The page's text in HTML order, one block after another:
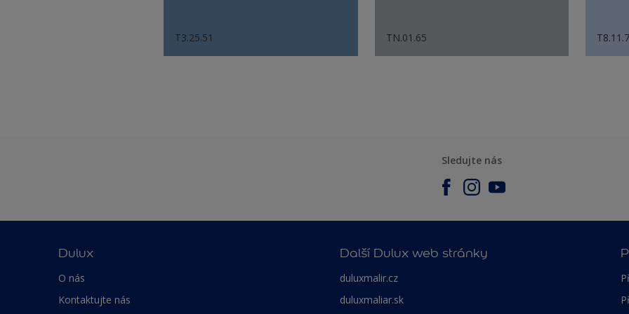
T3.25.51 TN.01.65
Sledujte nás
Dulux
O nás
Kontaktujte nás
Další Dulux web stránky
duluxmalir.cz
duluxmaliar.sk